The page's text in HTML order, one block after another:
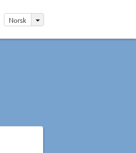
Norsk